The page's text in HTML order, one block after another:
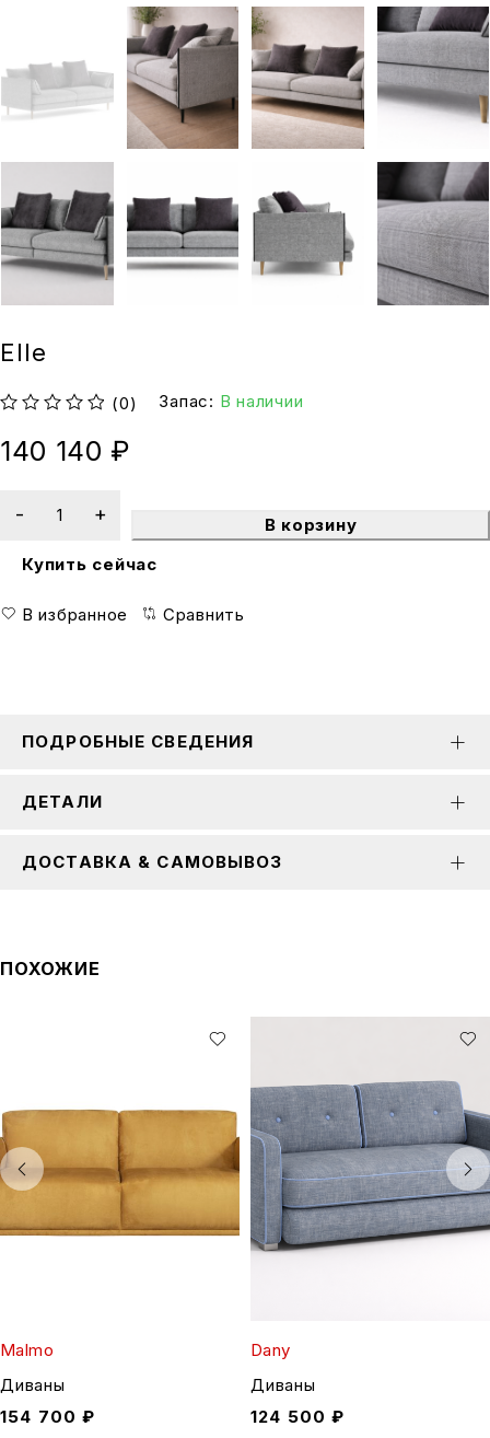
Elle
(0) Запас: В наличии
140 140 ₽
В корзину
Купить сейчас
В избранное Сравнить
ПОДРОБНЫЕ СВЕДЕНИЯ
ДЕТАЛИ
ДОСТАВКА & САМОВЫВОЗ
ПОХОЖИЕ
Malmo
Диваны
154 700 ₽
Dany
Диваны
124 500 ₽